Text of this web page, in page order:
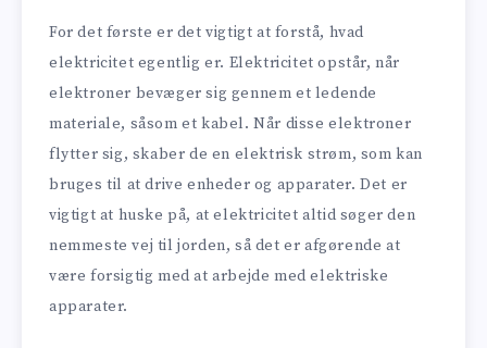
For det første er det vigtigt at forstå, hvad
elektricitet egentlig er. Elektricitet opstår, når
elektroner bevæger sig gennem et ledende
materiale, såsom et kabel. Når disse elektroner
flytter sig, skaber de en elektrisk strøm, som kan
bruges til at drive enheder og apparater. Det er
vigtigt at huske på, at elektricitet altid søger den
nemmeste vej til jorden, så det er afgørende at
være forsigtig med at arbejde med elektriske
apparater.